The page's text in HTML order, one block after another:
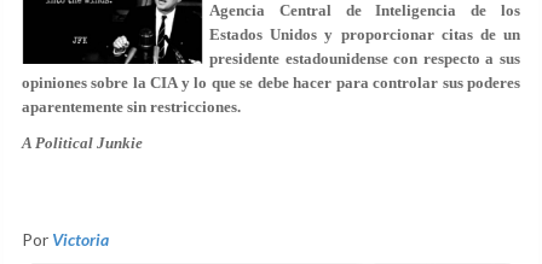
Agencia Central de Inteligencia de los
Estados Unidos y proporcionar citas de un
presidente estadounidense con respecto a sus
opiniones sobre la CIA y lo que se debe hacer para controlar sus poderes
aparentemente sin restricciones.
A Political Junkie
Por Victoria